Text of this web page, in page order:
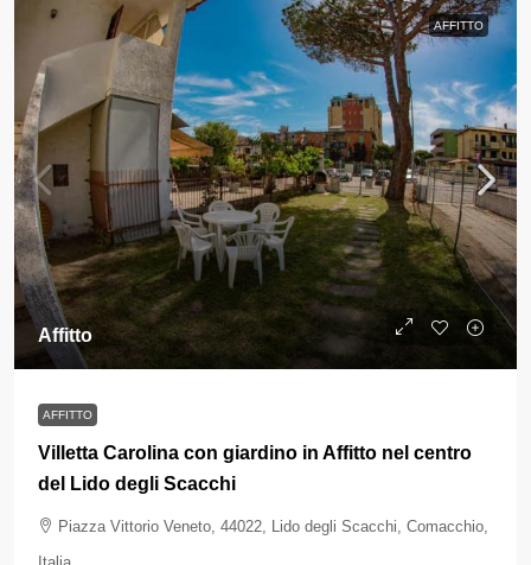
AFFITTO
Affitto
AFFITTO
Villetta Carolina con giardino in Affitto nel centro
del Lido degli Scacchi
Piazza Vittorio Veneto, 44022, Lido degli Scacchi, Comacchio,